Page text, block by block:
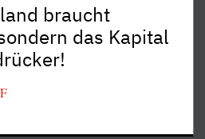
braucht
das Kapital